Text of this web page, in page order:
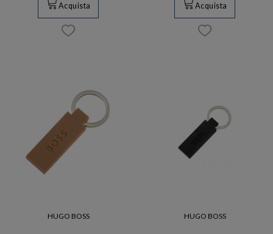
Acquista Acquista
HUGO BOSS HUGO BOSS